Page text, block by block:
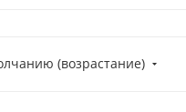
(возрастание)